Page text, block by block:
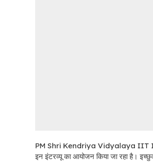
PM Shri Kendriya Vidyalaya IIT Indore
इन इंटरव्यू का आयोजन किया जा रहा है।